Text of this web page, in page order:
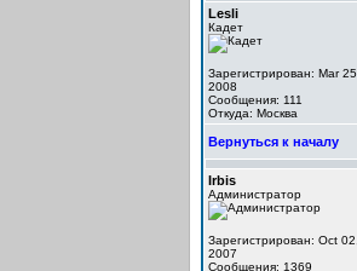
Lesli
Кадет
Зарегистрирован: Mar 25,
2008
Сообщения: 111
Откуда: Москва
Вернуться к началу
Irbis
Администратор
Зарегистрирован: Oct 02,
2007
Сообщения: 1369